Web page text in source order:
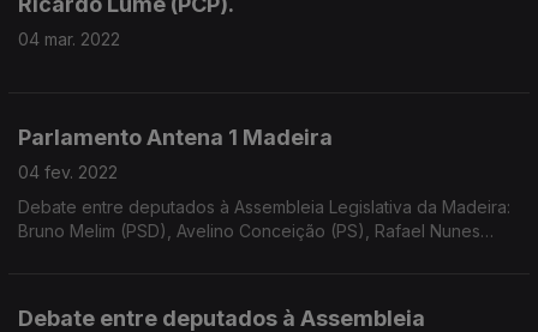
04 mar. 2022
Parlamento Antena 1 Madeira
04 fev. 2022
Debate entre deputados à Assembleia Legislativa da Madeira:
Bruno Melim (PSD), Avelino Conceição (PS), Rafael Nunes
Debate entre deputados à Assembleia